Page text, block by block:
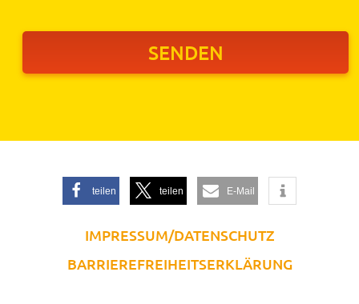
teilen teilen E-Mail
IMPRESSUM/DATENSCHUTZ
BARRIEREFREIHEITSERKLÄRUNG